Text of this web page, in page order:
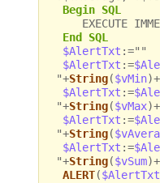
Begin SQL
EXECUTE
End SQL
$AlertTxt :=""
$AlertTxt :=
"+String($vMin)+
$AlertTxt :=
"+String($vMax)+
$AlertTxt :=
"+String(
$AlertTxt :=
"+String($vSum)+
ALERT($AlertTxt